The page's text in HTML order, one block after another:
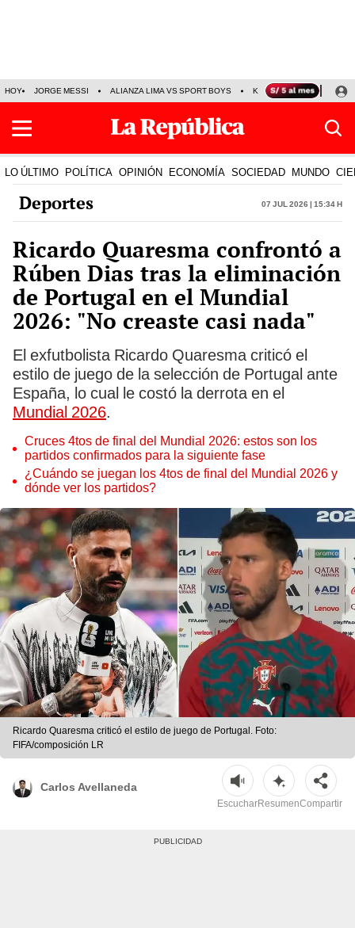
HOY JORGE MESSI ALIANZA LIMA VS SPORT BOYS KENJI FUJIMORI
LO ÚLTIMO POLÍTICA OPINIÓN ECONOMÍA SOCIEDAD MUNDO
Deportes 07 Jul 2026 | 15:34 h
Ricardo Quaresma confrontó a
Rúben Dias tras la eliminación
de Portugal en el Mundial
2026: "No creaste casi nada"
El exfutbolista Ricardo Quaresma criticó el
estilo de juego de la selección de Portugal ante
España, lo cual le costó la derrota en el
Mundial 2026.
Cruces 4tos de final del Mundial 2026: estos son los
partidos confirmados para la siguiente fase
¿Cuándo se juegan los 4tos de final del Mundial 2026 y
dónde ver los partidos?
Ricardo Quaresma criticó el estilo de juego de Portugal. Foto:
FIFA/composición LR
Carlos Avellaneda
EscucharResumenCompartir